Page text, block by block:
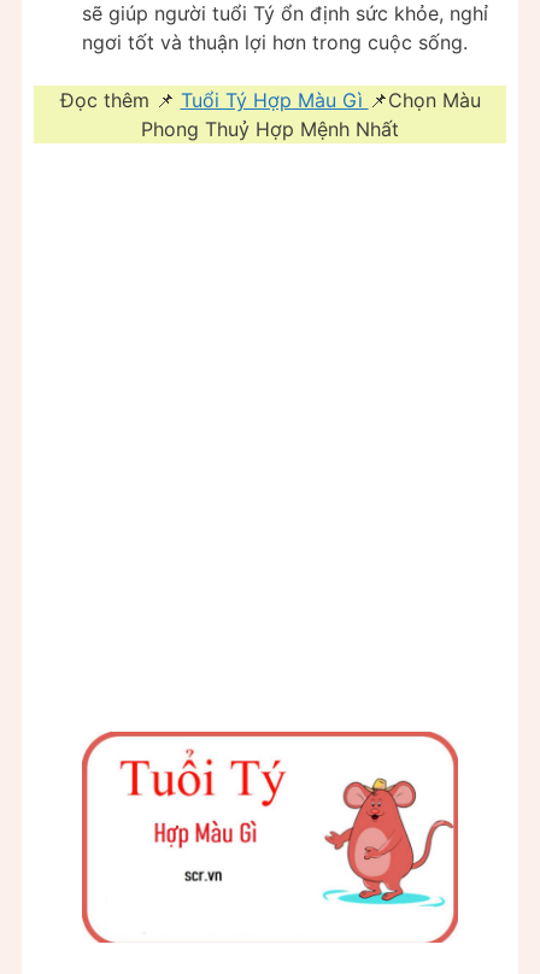
sẽ giúp người tuổi Tý ổn định sức khỏe, nghỉ
ngơi tốt và thuận lợi hơn trong cuộc sống.
Đọc thêm 📌 Tuổi Tý Hợp Màu Gì 📌Chọn Màu
Phong Thuỷ Hợp Mệnh Nhất